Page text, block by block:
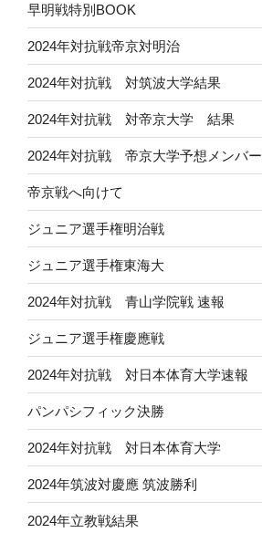
早明戦特別BOOK
2024年対抗戦帝京対明治
2024年対抗戦 対筑波大学結果
2024年対抗戦 対帝京大学 結果
2024年対抗戦 帝京大学予想メンバー
帝京戦へ向けて
ジュニア選手権明治戦
ジュニア選手権東海大
2024年対抗戦 青山学院戦 速報
ジュニア選手権慶應戦
2024年対抗戦 対日本体育大学速報
パンパシフィック決勝
2024年対抗戦 対日本体育大学
2024年筑波対慶應 筑波勝利
2024年立教戦結果